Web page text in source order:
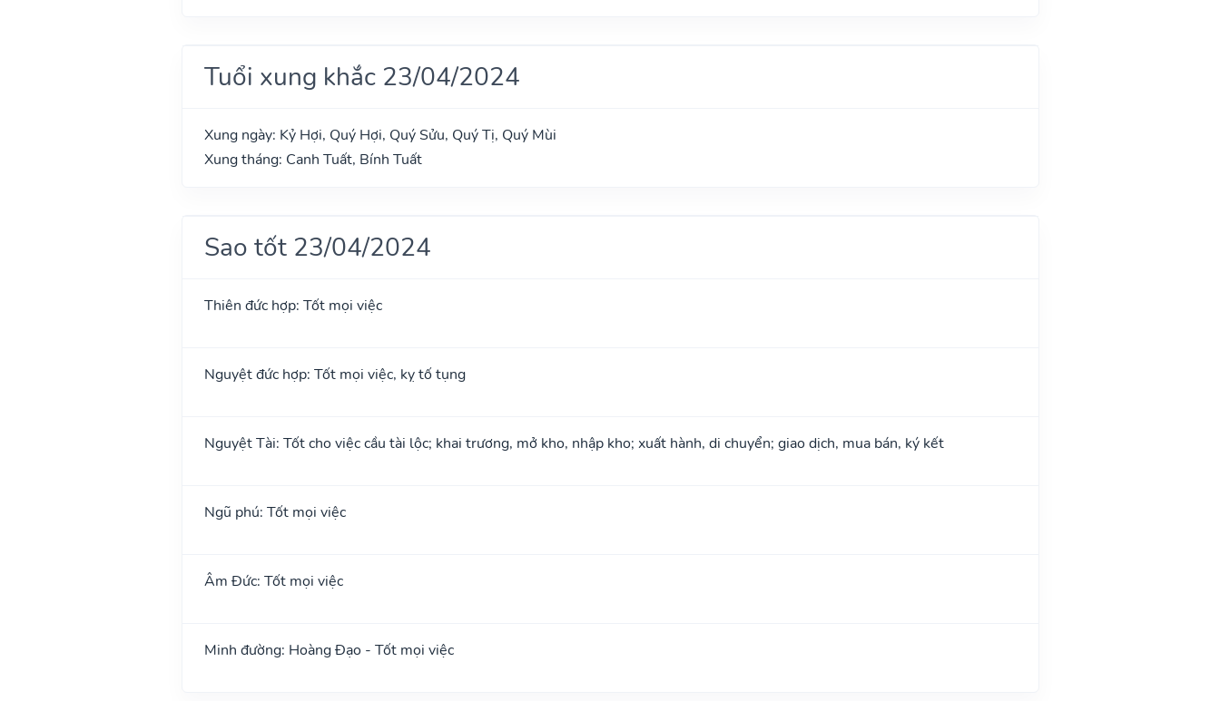
Tuổi xung khắc 23/04/2024
Xung ngày: Kỷ Hợi, Quý Hợi, Quý Sửu, Quý Tị, Quý Mùi
Xung tháng: Canh Tuất, Bính Tuất
Sao tốt 23/04/2024
Thiên đức hợp: Tốt mọi việc
Nguyệt đức hợp: Tốt mọi việc, kỵ tố tụng
Nguyệt Tài: Tốt cho việc cầu tài lộc; khai trương, mở kho, nhập kho; xuất hành, di chuyển; giao dịch, mua bán, ký kết
Ngũ phú: Tốt mọi việc
Âm Đức: Tốt mọi việc
Minh đường: Hoàng Đạo - Tốt mọi việc